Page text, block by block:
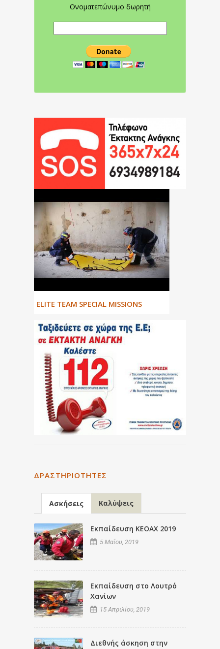
Ονοματεπώνυμο δωρητή
ΕLITE TEAM SPECIAL MISSIONS
ΔΡΑΣΤΗΡΙΌΤΗΤΕΣ
Ασκήσεις Καλύψεις
Εκπαίδευση ΚΕΟΑΧ 2019
5 Μαΐου, 2019
Εκπαίδευση στο Λουτρό
Χανίων
15 Απριλίου, 2019
Διεθνής άσκηση στην